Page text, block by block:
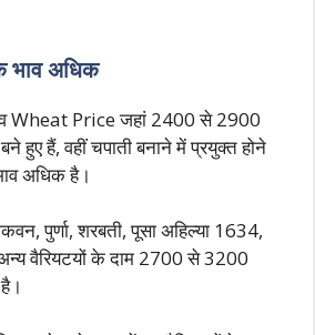
भाव अधिक
Wheat Price जहां 2400 से 2900
हुए हैं, वहीं चपाती बनाने में प्रयुक्त होने
अधिक है।
पुर्णा, शरबती, पूसा अहिल्या 1634,
वैरियटयों के दाम 2700 से 3200